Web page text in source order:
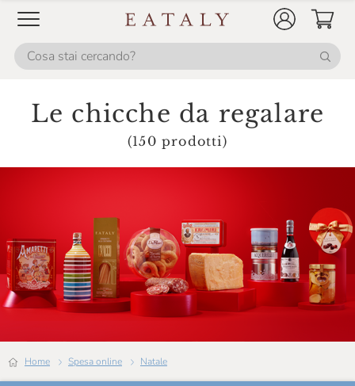
Le chicche da regalare
(150 prodotti)
Home Spesa online Natale